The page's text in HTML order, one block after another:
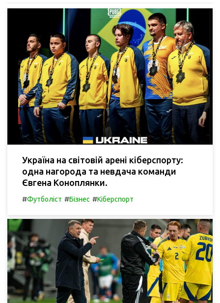
Україна на світовій арені кіберспорту:
одна нагорода та невдача команди
Євгена Коноплянки.
#Футболіст #Бізнес #Кіберспорт